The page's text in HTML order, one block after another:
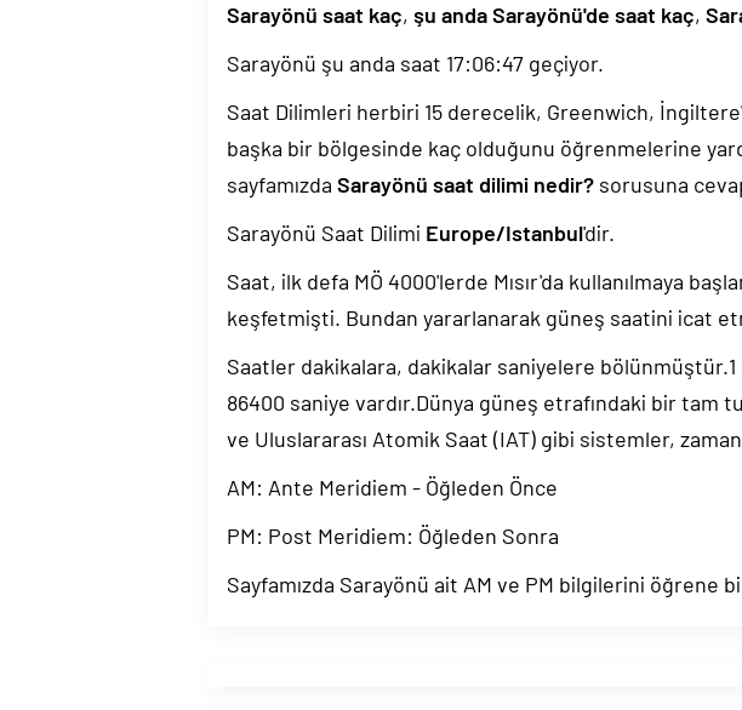
Sarayönü saat kaç, şu anda Sarayönü'de saat kaç,
Sarayönü şu anda saat 17:06:48 geçiyor.
Saat Dilimleri herbiri 15 derecelik, Greenwich,
başka bir bölgesinde kaç olduğunu öğrenmelerine
sayfamızda Sarayönü saat dilimi nedir? sorusuna
Sarayönü Saat Dilimi Europe/Istanbul'dir.
Saat, ilk defa MÖ 4000'lerde Mısır'da kullanılmaya
keşfetmişti. Bundan yararlanarak güneş saatini icat
Saatler dakikalara, dakikalar saniyelere
86400 saniye vardır.Dünya güneş etrafındaki bir tam
ve Uluslararası Atomik Saat (IAT) gibi sistemler,
AM: Ante Meridiem - Öğleden Önce
PM: Post Meridiem: Öğleden Sonra
Sayfamızda Sarayönü ait AM ve PM bilgilerini öğrene